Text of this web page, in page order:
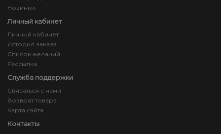
Новинки
Личный кабинет
Личный кабинет
История заказа
Список желаний
Рассылка
Служба поддержки
Связаться с нами
Возврат товара
Карта сайта
Контакты